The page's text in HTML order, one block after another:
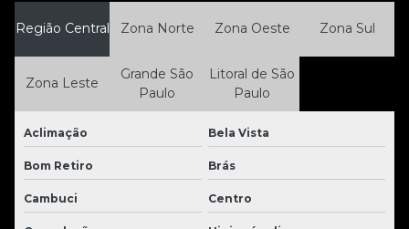
Região Central Zona Norte Zona Oeste Zona Sul
Zona Leste
Grande São
Paulo
Litoral de São
Paulo
Aclimação Bela Vista
Bom Retiro Brás
Cambuci Centro